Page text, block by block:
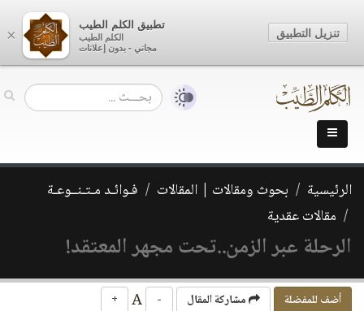
الرئيسية بحوث ومقالات | المقالات
فـوائـد مـتـنــوعـة
مقالات عقدية
الرحلة عبر الزمن..تحت مجهر المعتقد!
أضف للمفضلة مشاركة المقال -
+
×
تطبيق الكلم الطيب
الكلم الطيب
مجاني - بدون إعلانات
تنزيل التطبيق